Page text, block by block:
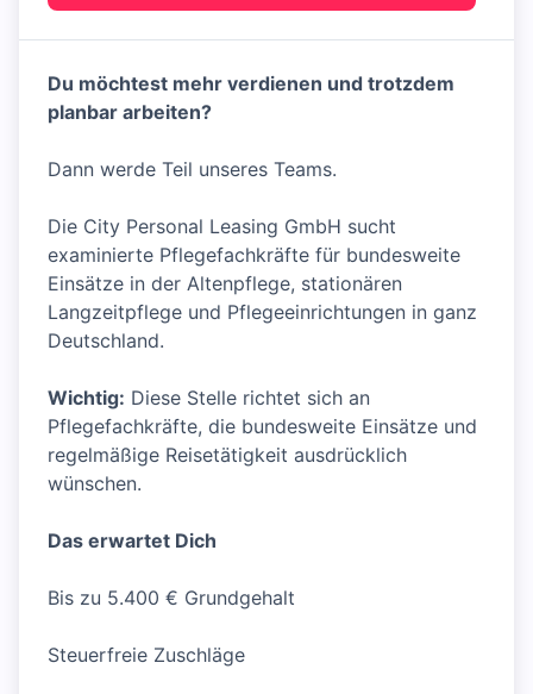
Du möchtest mehr verdienen und trotzdem
planbar arbeiten?
Dann werde Teil unseres Teams.
Die City Personal Leasing GmbH sucht
examinierte Pflegefachkräfte für bundesweite
Einsätze in der Altenpflege, stationären
Langzeitpflege und Pflegeeinrichtungen in ganz
Deutschland.
Wichtig: Diese Stelle richtet sich an
Pflegefachkräfte, die bundesweite Einsätze und
regelmäßige Reisetätigkeit ausdrücklich
wünschen.
Das erwartet Dich
Bis zu 5.400 € Grundgehalt
Steuerfreie Zuschläge